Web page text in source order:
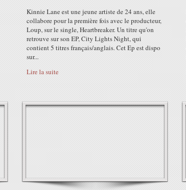
Kinnie Lane est une jeune artiste de 24 ans, elle
collabore pour la première fois avec le producteur,
Loup, sur le single, Heartbreaker. Un titre qu'on
retrouve sur son EP, City Lights Night, qui
contient 5 titres français/anglais. Cet Ep est dispo
sur...
Lire la suite